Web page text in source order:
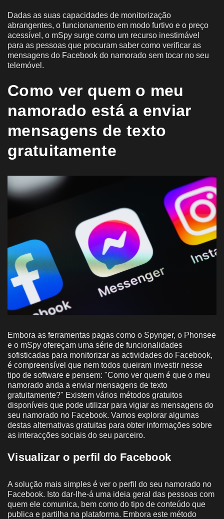
Dadas as suas capacidades de monitorização
abrangentes, o funcionamento em modo furtivo e o preço
acessível, o mSpy surge como um recurso inestimável
para as pessoas que procuram saber como verificar as
mensagens do Facebook do namorado sem tocar no seu
telemóvel.
Como ver quem o meu
namorado está a enviar
mensagens de texto
gratuitamente
Embora as ferramentas pagas como o Spynger, o Phonsee
e o mSpy ofereçam uma série de funcionalidades
sofisticadas para monitorizar as actividades do Facebook,
é compreensível que nem todos queiram investir nesse
tipo de software e pensem: "Como ver quem é que o meu
namorado anda a enviar mensagens de texto
gratuitamente?" Existem vários métodos gratuitos
disponíveis que pode utilizar para vigiar as mensagens do
seu namorado no Facebook. Vamos explorar algumas
destas alternativas gratuitas para obter informações sobre
as interacções sociais do seu parceiro.
Visualizar o perfil do Facebook
A solução mais simples é ver o perfil do seu namorado no
Facebook. Isto dar-lhe-á uma ideia geral das pessoas com
quem ele comunica, bem como do tipo de conteúdo que
publica e partilha na plataforma. Embora este método